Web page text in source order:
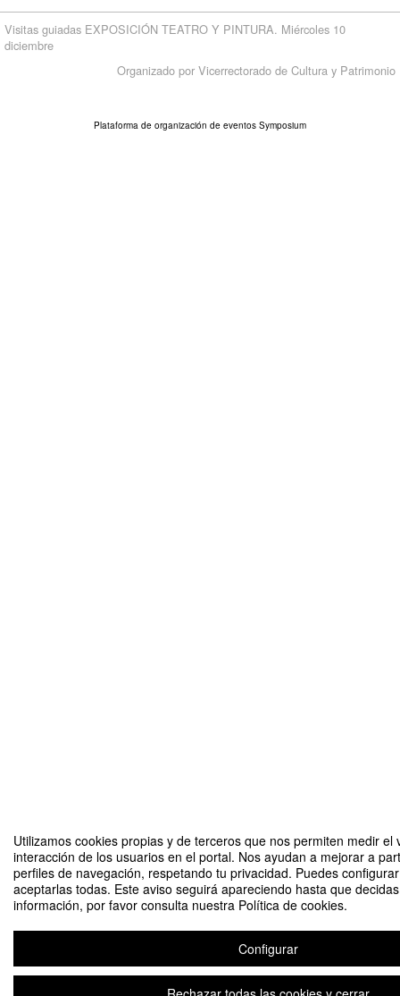
Utilizamos cookies propias y de terceros que nos permiten medir el
interacción de los usuarios en el portal. Nos ayudan a mejorar a
perfiles de navegación, respetando tu privacidad. Puedes
aceptarlas todas. Este aviso seguirá apareciendo hasta que
información, por favor consulta nuestra Política de cookies.
Configurar
Visitas guiadas EXPOSICIÓN TEATRO Y PINTURA. Miércoles 10
diciembre
Organizado por Vicerrectorado de Cultura y Patrimonio
Plataforma de organización de eventos Symposium